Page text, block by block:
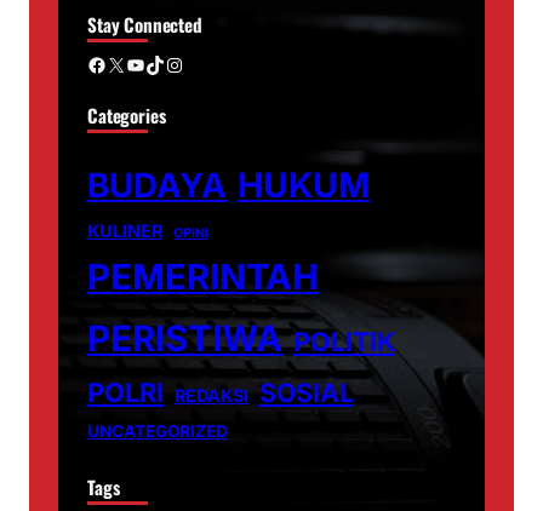
Stay Connected
Facebook X YouTube TikTok Instagram
Categories
BUDAYA HUKUM
KULINER OPINI
PEMERINTAH
PERISTIWA POLITIK
POLRI
REDAKSI SOSIAL
UNCATEGORIZED
Tags